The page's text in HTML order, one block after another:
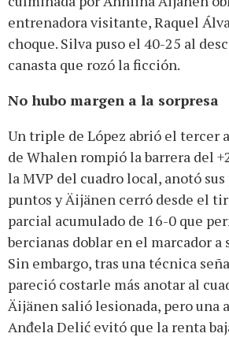
entrenadora visitante, Raquel
choque. Silva puso el 40-25 al
canasta que rozó la ficción.
No hubo margen a la sorpresa
Un triple de López abrió el tercer
de Whalen rompió la barrera del
la MVP del cuadro local, anotó
puntos y Äijänen cerró desde el
parcial acumulado de 16-0 que
bercianas doblar en el marcador a
Sin embargo, tras una técnica
pareció costarle más anotar al
Äijänen salió lesionada, pero una
Anđela Delić evitó que la renta